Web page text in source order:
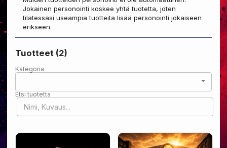
Jokainen personointi koskee yhtä tuotetta, joten
tilatessasi useampia tuotteita lisää personointi jokaiseen
erikseen.
Tuotteet (2)
Kategoria
Etsi tuotetta